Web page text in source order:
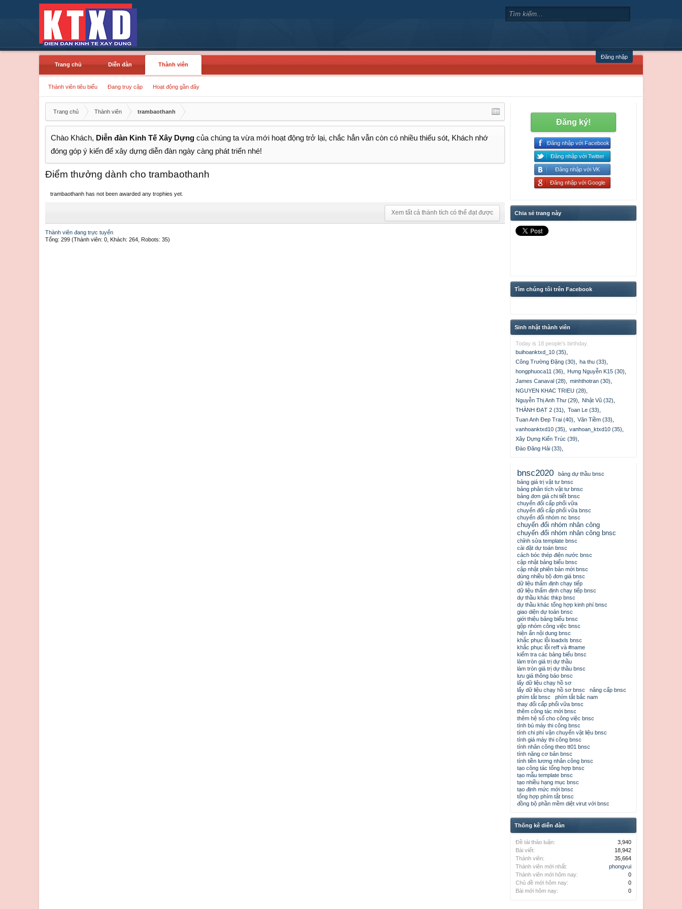
Đăng nhập
Trang chủ
Diễn đàn Thành viên
Thành viên tiêu biểu Đang truy cập Hoạt động gần đây
Trang chủ Thành viên trambaothanh
Chào Khách, Diễn đàn Kinh Tế Xây Dựng của chúng ta vừa mới hoạt động trở lại, chắc hẳn vẫn còn có nhiều thiếu sót, Khách nhớ
đóng góp ý kiến để xây dựng diễn đàn ngày càng phát triển nhé!
Điểm thưởng dành cho trambaothanh
trambaothanh has not been awarded any trophies yet.
Xem tất cả thành tích có thể đạt được
Thành viên đang trực tuyến
Tổng: 299 (Thành viên: 0, Khách: 264, Robots: 35)
Đăng ký!
Đăng nhập với Facebook
Đăng nhập với Twitter
Đăng nhập với VK
Đăng nhập với Google
Chia sẻ trang này
Tìm chúng tôi trên Facebook
Sinh nhật thành viên
Today is 18 people's birthday.
buihoanktxd_10 (35)
Công Trường Đặng (30)
ha thu (33)
hongphuoca11 (36)
Hưng Nguyễn K15 (30)
James Canaval (28)
minhthotran (30)
NGUYEN KHAC TRIEU (28)
Nguyễn Thị Anh Thư (29)
Nhật Vũ (32)
THÀNH ĐẠT 2 (31)
Toan Le (33)
Tuan Anh Đep Trai (40)
Văn Tiềm (33)
vanhoanktxd10 (35)
vanhoan_ktxd10 (35)
Xây Dựng Kiến Trúc (39)
Đào Đăng Hải (33)
bnsc2020
bảng dự thầu bnsc
bảng giá trị vật tư bnsc
bảng phân tích vật tư bnsc
bảng đơn giá chi tiết bnsc
chuyển đổi cấp phối vữa
chuyển đổi cấp phối vữa bnsc
chuyển đổi nhóm nc bnsc
chuyển đổi nhóm nhân công
chuyển đổi nhóm nhân công bnsc
chỉnh sửa template bnsc
cài đặt dự toán bnsc
cách bóc thép điện nước bnsc
cập nhật bảng biểu bnsc
cập nhật phiên bản mới bnsc
dùng nhiều bộ đơn giá bnsc
dữ liệu thẩm định chạy tiếp
dữ liệu thẩm định chạy tiếp bnsc
dự thầu khác thkp bnsc
dự thầu khác tổng hợp kinh phí bnsc
giao diện dự toán bnsc
giới thiệu bảng biểu bnsc
gộp nhóm công việc bnsc
hiện ẩn nội dung bnsc
khắc phục lỗi loadxls bnsc
khắc phục lỗi reff và #name
kiểm tra các bảng biểu bnsc
làm tròn giá trị dự thầu
làm tròn giá trị dự thầu bnsc
lưu giá thông báo bnsc
lấy dữ liệu chạy hồ sơ
lấy dữ liệu chạy hồ sơ bnsc
nâng cấp bnsc
phím tắt bnsc
phím tắt bắc nam
thay đổi cấp phối vữa bnsc
thêm công tác mới bnsc
thêm hệ số cho công việc bnsc
tính bù máy thi công bnsc
tính chi phí vận chuyển vật liệu bnsc
tính giá máy thi công bnsc
tính nhân công theo tt01 bnsc
tính năng cơ bản bnsc
tính tiền lương nhân công bnsc
tạo công tác tổng hợp bnsc
tạo mẫu template bnsc
tạo nhiều hạng mục bnsc
tạo định mức mới bnsc
tổng hợp phím tắt bnsc
đồng bộ phần mềm diệt virut với bnsc
Thống kê diễn đàn
Đề tài thảo luận:
3,940
Bài viết:
18,942
Thành viên:
35,664
Thành viên mới nhất:
phongvui
Thành viên mới hôm nay:
0
Chủ đề mới hôm nay:
0
Bài mới hôm nay:
0